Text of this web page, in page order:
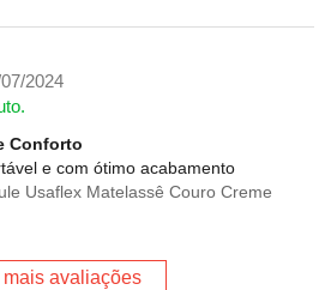
2024
Conforto
e com ótimo acabamento
Usaflex Matelassê Couro Creme
mais avaliações